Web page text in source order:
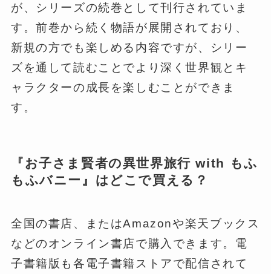
が、シリーズの続巻として刊行されていま
す。前巻から続く物語が展開されており、
新規の方でも楽しめる内容ですが、シリー
ズを通して読むことでより深く世界観とキ
ャラクターの成長を楽しむことができま
す。
『お子さま賢者の異世界旅行 with もふ
もふバニー』はどこで買える？
全国の書店、またはAmazonや楽天ブックス
などのオンライン書店で購入できます。電
子書籍版も各電子書籍ストアで配信されて